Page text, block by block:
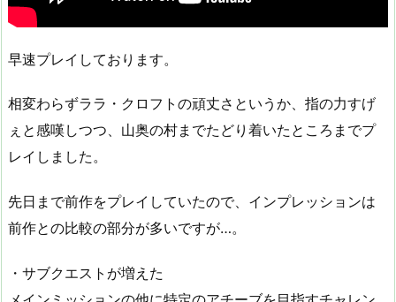
早速プレイしております。
相変わらずララ・クロフトの頑丈さというか、指の力すげ
ぇと感嘆しつつ、山奥の村までたどり着いたところまでプ
レイしました。
先日まで前作をプレイしていたので、インプレッションは
前作との比較の部分が多いですが…。
・サブクエストが増えた